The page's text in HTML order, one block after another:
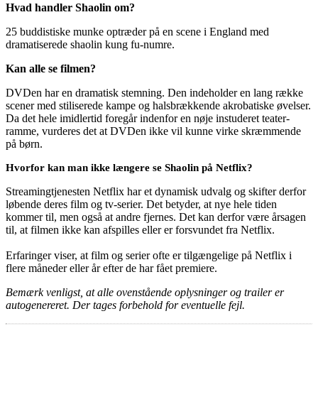
Hvad handler Shaolin om?
25 buddistiske munke optræder på en scene i England med
dramatiserede shaolin kung fu-numre.
Kan alle se filmen?
DVDen har en dramatisk stemning. Den indeholder en lang række
scener med stiliserede kampe og halsbrækkende akrobatiske øvelser.
Da det hele imidlertid foregår indenfor en nøje instuderet teater-
ramme, vurderes det at DVDen ikke vil kunne virke skræmmende
på børn.
Hvorfor kan man ikke længere se Shaolin på Netflix?
Streamingtjenesten Netflix har et dynamisk udvalg og skifter derfor
løbende deres film og tv-serier. Det betyder, at nye hele tiden
kommer til, men også at andre fjernes. Det kan derfor være årsagen
til, at filmen ikke kan afspilles eller er forsvundet fra Netflix.
Erfaringer viser, at film og serier ofte er tilgængelige på Netflix i
flere måneder eller år efter de har fået premiere.
Bemærk venligst, at alle ovenstående oplysninger og trailer er
autogenereret. Der tages forbehold for eventuelle fejl.